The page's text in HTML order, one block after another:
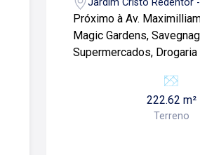
Preto/SP
Próximo à Av.
Magic Gardens,
Supermercados,
222m²: - Tipografia plana;
investimentos; - Murado;
Para mais informações e
222.62 m²
Terreno